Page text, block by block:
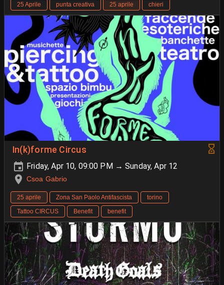
25 Aprile punta creativa 25 aprile chieri
In(k)forme Circus
Friday, Apr 10, 09:00 PM → Sunday, Apr 12
Csoa Gabrio
25 aprile Zona San Paolo Antifascista
torino
Tattoo CIRCUS
Benefit benefit